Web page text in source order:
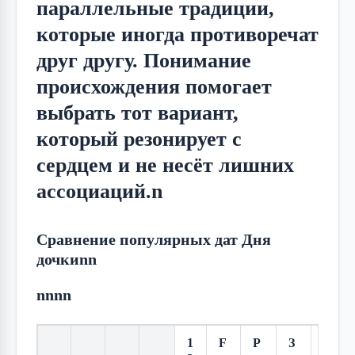
параллельные традиции,
которые иногда противоречат
друг другу. Понимание
происхождения помогает
выбрать тот вариант,
который резонирует с
сердцем и не несёт лишних
ассоциаций.n
Сравнение популярных дат Дня
дочкиnn
nnnn
1
F
Р
З